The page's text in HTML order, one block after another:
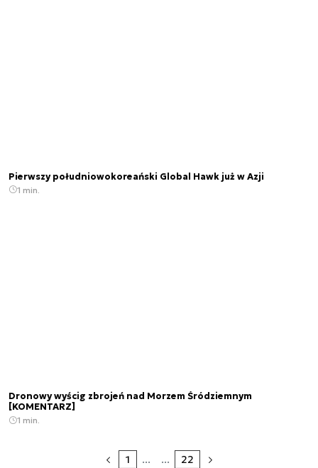
Pierwszy południowokoreański Global Hawk już w Azji
1 min.
Dronowy wyścig zbrojeń nad Morzem Śródziemnym
[KOMENTARZ]
1 min.
1 ... ... 22